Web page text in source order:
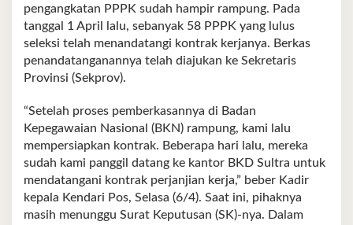
pengangkatan PPPK sudah hampir rampung. Pada
tanggal 1 April lalu, sebanyak 58 PPPK yang lulus
seleksi telah menandatangi kontrak kerjanya. Berkas
penandatanganannya telah diajukan ke Sekretaris
Provinsi (Sekprov).
“Setelah proses pemberkasannya di Badan
Kepegawaian Nasional (BKN) rampung, kami lalu
mempersiapkan kontrak. Beberapa hari lalu, mereka
sudah kami panggil datang ke kantor BKD Sultra untuk
mendatangani kontrak perjanjian kerja,” beber Kadir
kepala Kendari Pos, Selasa (6/4). Saat ini, pihaknya
masih menunggu Surat Keputusan (SK)-nya. Dalam